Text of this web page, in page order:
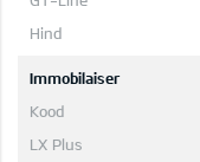
Immobilaiser